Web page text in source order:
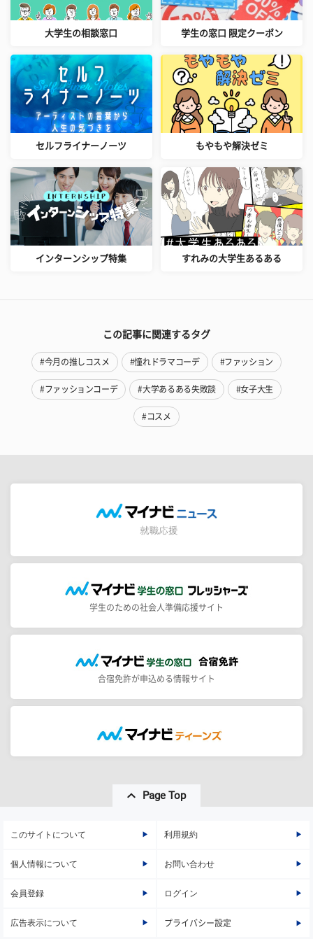
大学生の相談窓口 学生の窓口 限定クーポン
セルフライナーノーツ もやもや解決ゼミ
インターンシップ特集 すれみの大学生あるある
この記事に関連するタグ
#今月の推しコスメ #憧れドラマコーデ #ファッション
#ファッションコーデ #大学あるある失敗談 #女子大生
#コスメ
学生のための社会人準備応援サイト
合宿免許が申込める情報サイト
Page Top
このサイトについて 利用規約
個人情報について お問い合わせ
会員登録 ログイン
広告表示について プライバシー設定